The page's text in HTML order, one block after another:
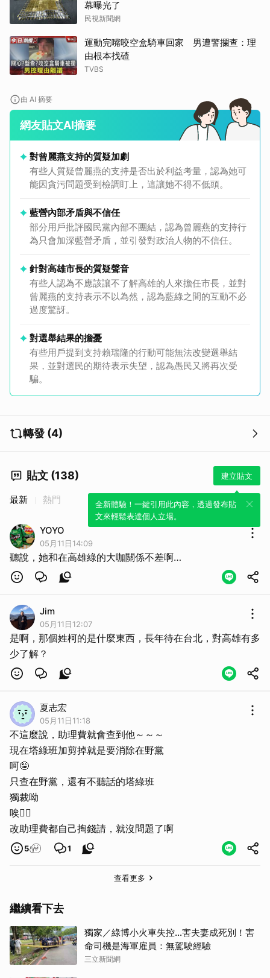
幕曝光了
民視新聞網
運動完嘴咬空盒騎車回家 男遭警攔查：理
由根本找碴
TVBS
由 AI 摘要
網友貼文AI摘要
對曾麗燕支持的質疑加劇
有些人質疑曾麗燕的支持是否出於利益考量，認為她可
能因貪污問題受到檢調盯上，這讓她不得不低頭。
藍營內部矛盾與不信任
部分用戶批評國民黨內部不團結，認為曾麗燕的支持行
為只會加深藍營矛盾，並引發對政治人物的不信任。
針對高雄市長的質疑聲音
有些人認為不應該讓不了解高雄的人來擔任市長，並對
曾麗燕的支持表示不以為然，認為藍綠之間的互動不必
過度驚訝。
對選舉結果的擔憂
有些用戶提到支持賴瑞隆的行動可能無法改變選舉結
果，並對選民的期待表示失望，認為愚民又將再次受
騙。
轉發 (4)
貼文 (138) 建立貼文
全新體驗！一鍵引用此內容，透過發布貼
文來輕鬆表達個人立場。
最新 熱門
YOYO
05月11日14:09
聽說，她和在高雄綠的大咖關係不差啊…
Jim
05月11日12:07
是啊，那個姓柯的是什麼東西，長年待在台北，對高雄有多
少了解？
夏志宏
05月11日11:18
不這麼說，助理費就會查到他～～～
現在塔綠班加剪掉就是要消除在野黨
呵🤪
只查在野黨，還有不聽話的塔綠班
獨裁呦
唉😮‍💨
改助理費都自己掏錢請，就沒問題了啊
5 1
查看更多
繼續看下去
獨家／綠博小火車失控…害夫妻成死別！害
命司機是海軍雇員：無駕駛經驗
三立新聞網
取消